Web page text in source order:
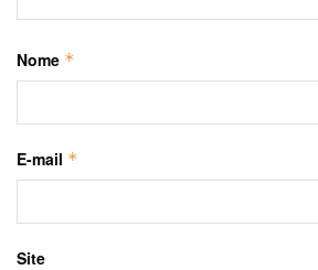
Nome *
E-mail *
Site